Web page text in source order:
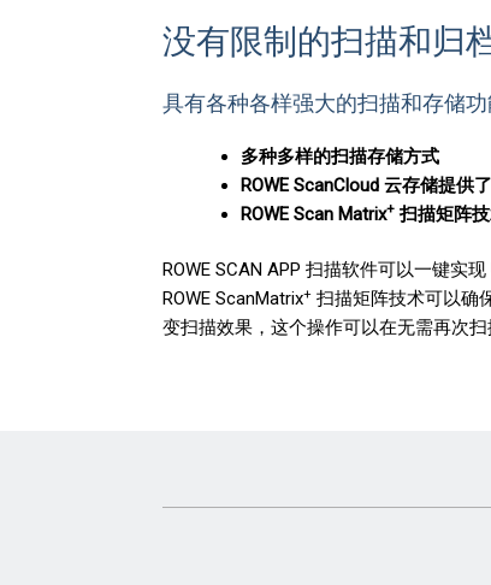
没有限制的扫描和归
具有各种各样强大的扫描和存储功
多种多样的扫描存储方式
ROWE ScanCloud 云存储提供
ROWE Scan Matrix+ 扫描矩阵
ROWE SCAN APP 扫描软件可以一键实
ROWE ScanMatrix+ 扫描矩阵技术可以确
变扫描效果，这个操作可以在无需再次扫